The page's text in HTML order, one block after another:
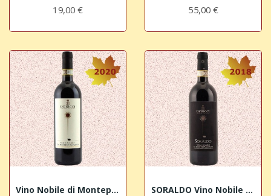
19,00 € 55,00 €
Vino Nobile di Montepulciano DOCG 2020 Cantine... SORALDO Vino Nobile di Montepulciano DOCG 2018...